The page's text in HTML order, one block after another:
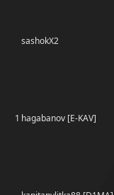
sashokX2
1 hagabanov [E-KAV]